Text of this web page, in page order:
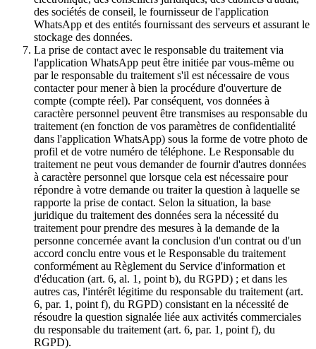
des sociétés de conseil, le fournisseur de l'application
WhatsApp et des entités fournissant des serveurs et assurant le
stockage des données.
La prise de contact avec le responsable du traitement via
l'application WhatsApp peut être initiée par vous-même ou
par le responsable du traitement s'il est nécessaire de vous
contacter pour mener à bien la procédure d'ouverture de
compte (compte réel). Par conséquent, vos données à
caractère personnel peuvent être transmises au responsable du
traitement (en fonction de vos paramètres de confidentialité
dans l'application WhatsApp) sous la forme de votre photo de
profil et de votre numéro de téléphone. Le Responsable du
traitement ne peut vous demander de fournir d'autres données
à caractère personnel que lorsque cela est nécessaire pour
répondre à votre demande ou traiter la question à laquelle se
rapporte la prise de contact. Selon la situation, la base
juridique du traitement des données sera la nécessité du
traitement pour prendre des mesures à la demande de la
personne concernée avant la conclusion d'un contrat ou d'un
accord conclu entre vous et le Responsable du traitement
conformément au Règlement du Service d'information et
d'éducation (art. 6, al. 1, point b), du RGPD) ; et dans les
autres cas, l'intérêt légitime du responsable du traitement (art.
6, par. 1, point f), du RGPD) consistant en la nécessité de
résoudre la question signalée liée aux activités commerciales
du responsable du traitement (art. 6, par. 1, point f), du
RGPD).